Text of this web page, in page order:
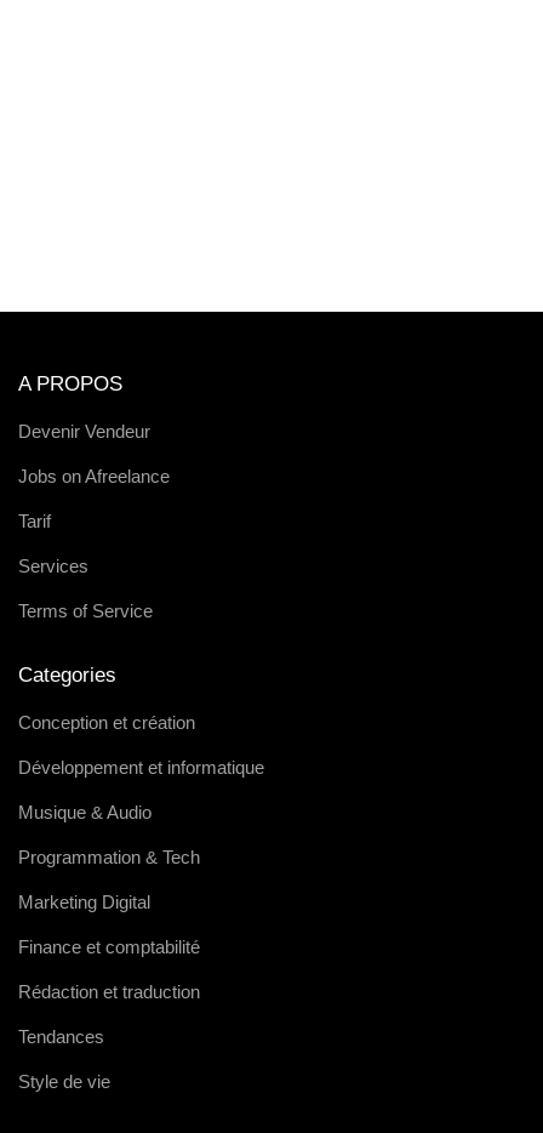
A PROPOS
Devenir Vendeur
Jobs on Afreelance
Tarif
Services
Terms of Service
Categories
Conception et création
Développement et informatique
Musique & Audio
Programmation & Tech
Marketing Digital
Finance et comptabilité
Rédaction et traduction
Tendances
Style de vie